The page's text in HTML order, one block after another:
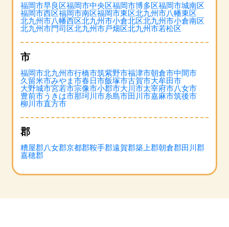
福岡市早良区福岡市中央区福岡市博多区福岡市城南区
福岡市西区福岡市南区福岡市東区北九州市八幡東区
北九州市八幡西区北九州市小倉北区北九州市小倉南区
北九州市門司区北九州市戸畑区北九州市若松区
市
福岡市北九州市行橋市筑紫野市福津市朝倉市中間市
久留米市みやま市春日市飯塚市古賀市大牟田市
大野城市宮若市宗像市小郡市大川市太宰府市八女市
豊前市うきは市那珂川市糸島市田川市嘉麻市筑後市
柳川市直方市
郡
糟屋郡八女郡京都郡鞍手郡遠賀郡築上郡朝倉郡田川郡
嘉穂郡